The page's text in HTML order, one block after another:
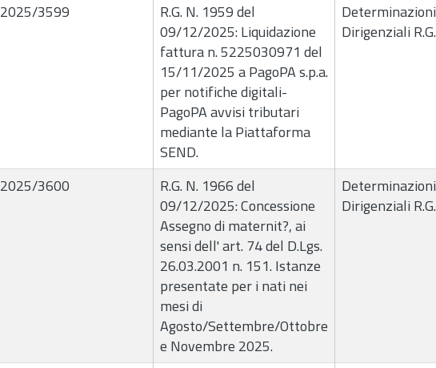
2025/3599
R.G. N. 1959 del
09/12/2025: Liquidazione
fattura n. 5225030971 del
15/11/2025 a PagoPA s.p.a.
per notifiche digitali-
PagoPA avvisi tributari
mediante la Piattaforma
SEND.
Determinazioni
Dirigenziali R.G.
2025/3600
R.G. N. 1966 del
09/12/2025: Concessione
Assegno di maternit?, ai
sensi dell' art. 74 del D.Lgs.
26.03.2001 n. 151. Istanze
presentate per i nati nei
mesi di
Agosto/Settembre/Ottobre
e Novembre 2025.
Determinazioni
Dirigenziali R.G.